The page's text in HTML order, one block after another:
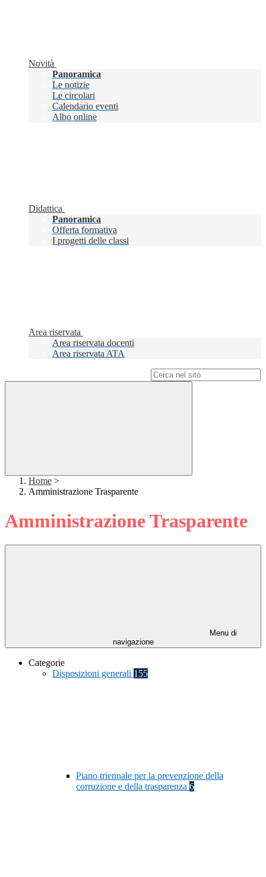
Novità
Panoramica
Le notizie
Le circolari
Calendario eventi
Albo online
Didattica
Panoramica
Offerta formativa
I progetti delle classi
Area riservata
Area riservata docenti
Area riservata ATA
Home >
Amministrazione Trasparente
Amministrazione Trasparente
Menu di
navigazione
Categorie
Disposizioni generali 155
Piano triennale per la prevenzione della
corruzione e della trasparenza 6